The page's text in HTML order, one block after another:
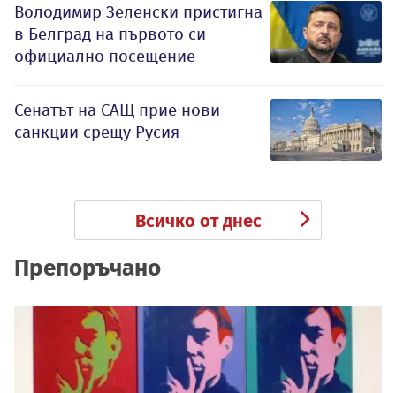
Володимир Зеленски пристигна
в Белград на първото си
официално посещение
Сенатът на САЩ прие нови
санкции срещу Русия
Всичко от днес
Препоръчано